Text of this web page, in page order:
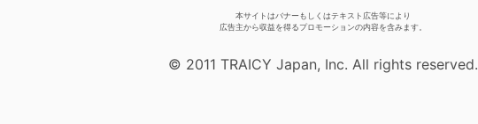
本サイトはバナーもしくはテキスト広告等により
広告主から収益を得るプロモーションの内容を含みます。
© 2011 TRAICY Japan, Inc. All rights reserved.